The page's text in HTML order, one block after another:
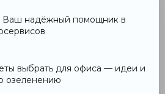
Ваш надёжный помощник в
выбрать для офиса — идеи и
озеленению